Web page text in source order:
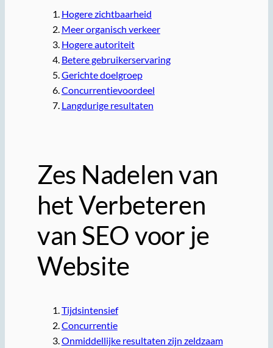
Hogere zichtbaarheid
Meer organisch verkeer
Hogere autoriteit
Betere gebruikerservaring
Gerichte doelgroep
Concurrentievoordeel
Langdurige resultaten
Zes Nadelen van
het Verbeteren
van SEO voor je
Website
Tijdsintensief
Concurrentie
Onmiddellijke resultaten zijn zeldzaam